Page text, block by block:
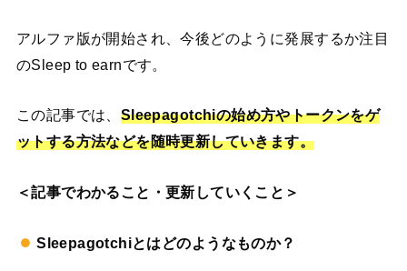
アルファ版が開始され、今後どのように発展するか注目
のSleep to earnです。
この記事では、 Sleepagotchiの始め方やトークンをゲ
ットする方法などを随時更新していきます。
＜記事でわかること・更新していくこと＞
Sleepagotchiとはどのようなものか？